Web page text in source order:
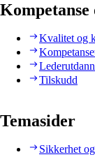
Kvalitet og
Tilskudd
Temasider
Sikkerhet